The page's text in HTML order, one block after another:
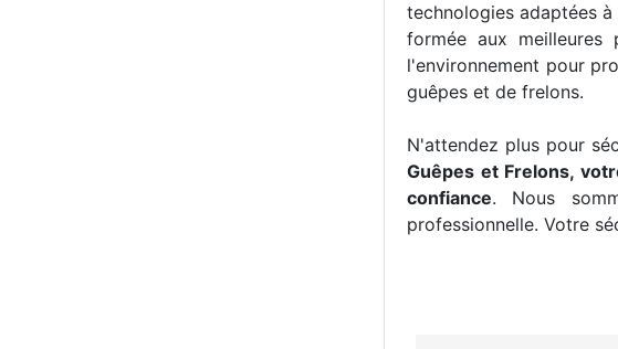
technologies adaptées
formée aux meilleures
l'environnement pour
guêpes et de frelons.
N'attendez plus pour
Guêpes et Frelons,
confiance. Nous
professionnelle. Votre